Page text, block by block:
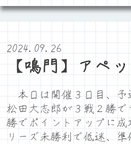
2024.09.26
【鳴門】アペ
本日は開催３日目、予
松田大志郎が３戦２勝
勝でポイントアップに
リーズ未勝利で低迷、